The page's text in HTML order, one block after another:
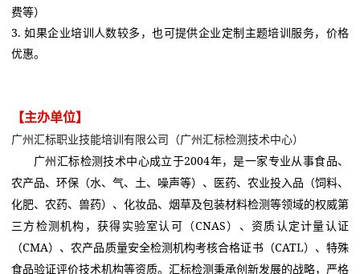
费等）
3. 如果企业培训人数较多，也可提供企业定制主题培训服务，价格
优惠。
【主办单位】
广州汇标职业技能培训有限公司（广州汇标检测技术中心）
广州汇标检测技术中心成立于2004年，是一家专业从事食品、
农产品、环保（水、气、土、噪声等）、医药、农业投入品（饲料、
化肥、农药、兽药）、化妆品、烟草及包装材料检测等领域的权威第
三方检测机构，获得实验室认可（CNAS）、资质认定计量认证
（CMA）、农产品质量安全检测机构考核合格证书（CATL）、特殊
食品验证评价技术机构等资质。汇标检测秉承创新发展的战略，严格